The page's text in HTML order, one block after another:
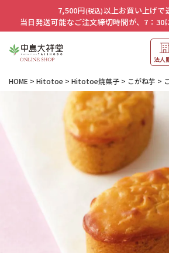
7,500円(税込)以上お買い上げで
当日発送可能なご注文締切時間が、7：30
法人
HOME Hitotoe Hitotoe焼菓子 こがね芋